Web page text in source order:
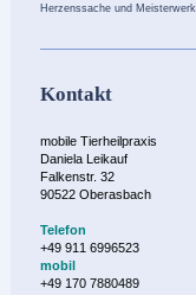
Herzenssache und Meisterwerk
Kontakt
mobile Tierheilpraxis
Daniela Leikauf
Falkenstr. 32
90522 Oberasbach
Telefon
+49 911 6996523
mobil
+49 170 7880489